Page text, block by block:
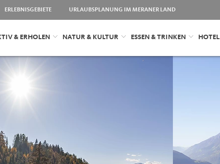
ERLEBNISGEBIETE URLAUBSPLANUNG IM MERANER LAND
& ERHOLEN NATUR & KULTUR ESSEN & TRINKEN